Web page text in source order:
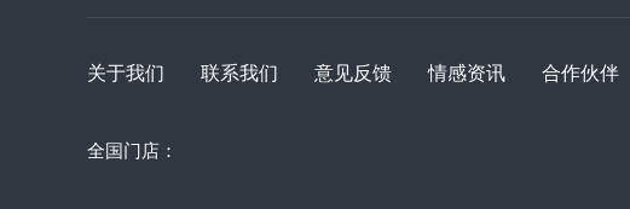
关于我们 联系我们 意见反馈 情感资讯 合作伙伴
全国门店：